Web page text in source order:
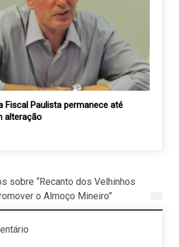
Fiscal Paulista permanece até
alteração
sobre “Recanto dos Velhinhos
o Almoço Mineiro”